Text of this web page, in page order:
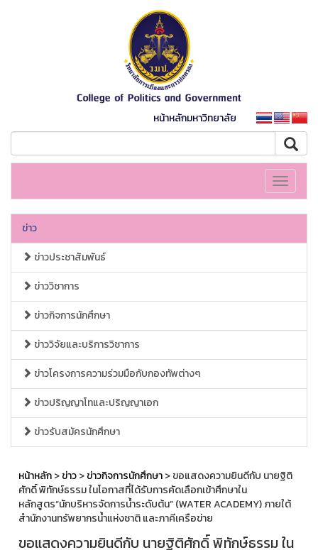
หน้าหลักมหาวิทยาลัย
Toggle
ข่าว
ข่าวประชาสัมพันธ์
ข่าววิชาการ
ข่าวกิจการนักศึกษา
ข่าววิจัยและบริการวิชาการ
ข่าวโครงการความร่วมมือกับกองทัพต่างๆ
ข่าวปริญญาโทและปริญญาเอก
ข่าวรับสมัครนักศึกษา
หน้าหลัก>ข่าว>ข่าวกิจการนักศึกษา> ขอแสดงความยินดีกับ นายฐิติ
ศักดิ์ พิทักษ์ธรรม ในโอกาสที่ได้รับการคัดเลือกเข้าศึกษาใน
หลักสูตร“นักบริหารจัดการน้ำระดับต้น” (WATER ACADEMY) ภายใต้
สำนักงานทรัพยากรน้ำแห่งชาติ และภาคีเครือข่าย
ขอแสดงความยินดีกับ นายฐิติศักดิ์ พิทักษ์ธรรม ใน